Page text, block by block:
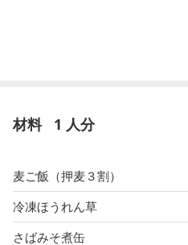
材料 1 人分
麦ご飯（押麦３割）
冷凍ほうれん草
さばみそ煮缶